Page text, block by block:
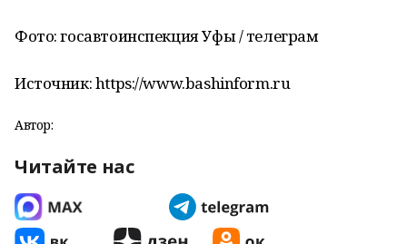
Фото: госавтоинспекция Уфы / телеграм
Источник: https://www.bashinform.ru
Автор:
Читайте нас